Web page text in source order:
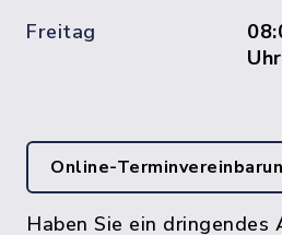
Freitag
Uhr
Online-
Haben Sie ein dringendes